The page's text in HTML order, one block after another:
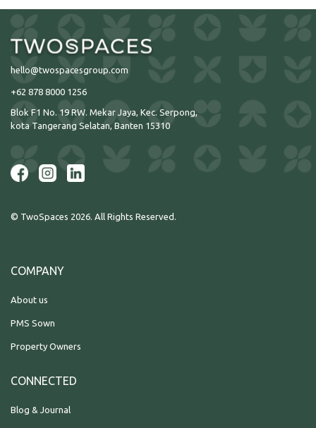
hello@twospacesgroup.com
+62 878 8000 1256
Blok F1 No. 19 RW. Mekar Jaya, Kec. Serpong,
kota Tangerang Selatan, Banten 15310
© TwoSpaces 2026. All Rights Reserved.
COMPANY
About us
PMS Sown
Property Owners
CONNECTED
Blog & Journal